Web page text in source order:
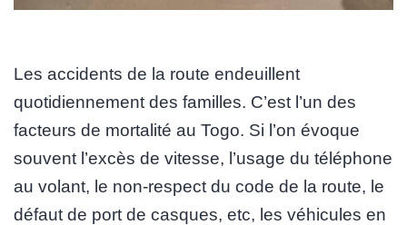
Les accidents de la route endeuillent
quotidiennement des familles. C’est l’un des
facteurs de mortalité au Togo. Si l’on évoque
souvent l’excès de vitesse, l’usage du téléphone
au volant, le non-respect du code de la route, le
défaut de port de casques, etc, les véhicules en